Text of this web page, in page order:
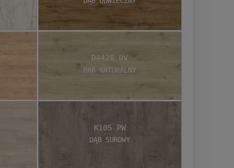
Dąb Naturalny
D4428 OV
Dąb Surowy
K105 PW